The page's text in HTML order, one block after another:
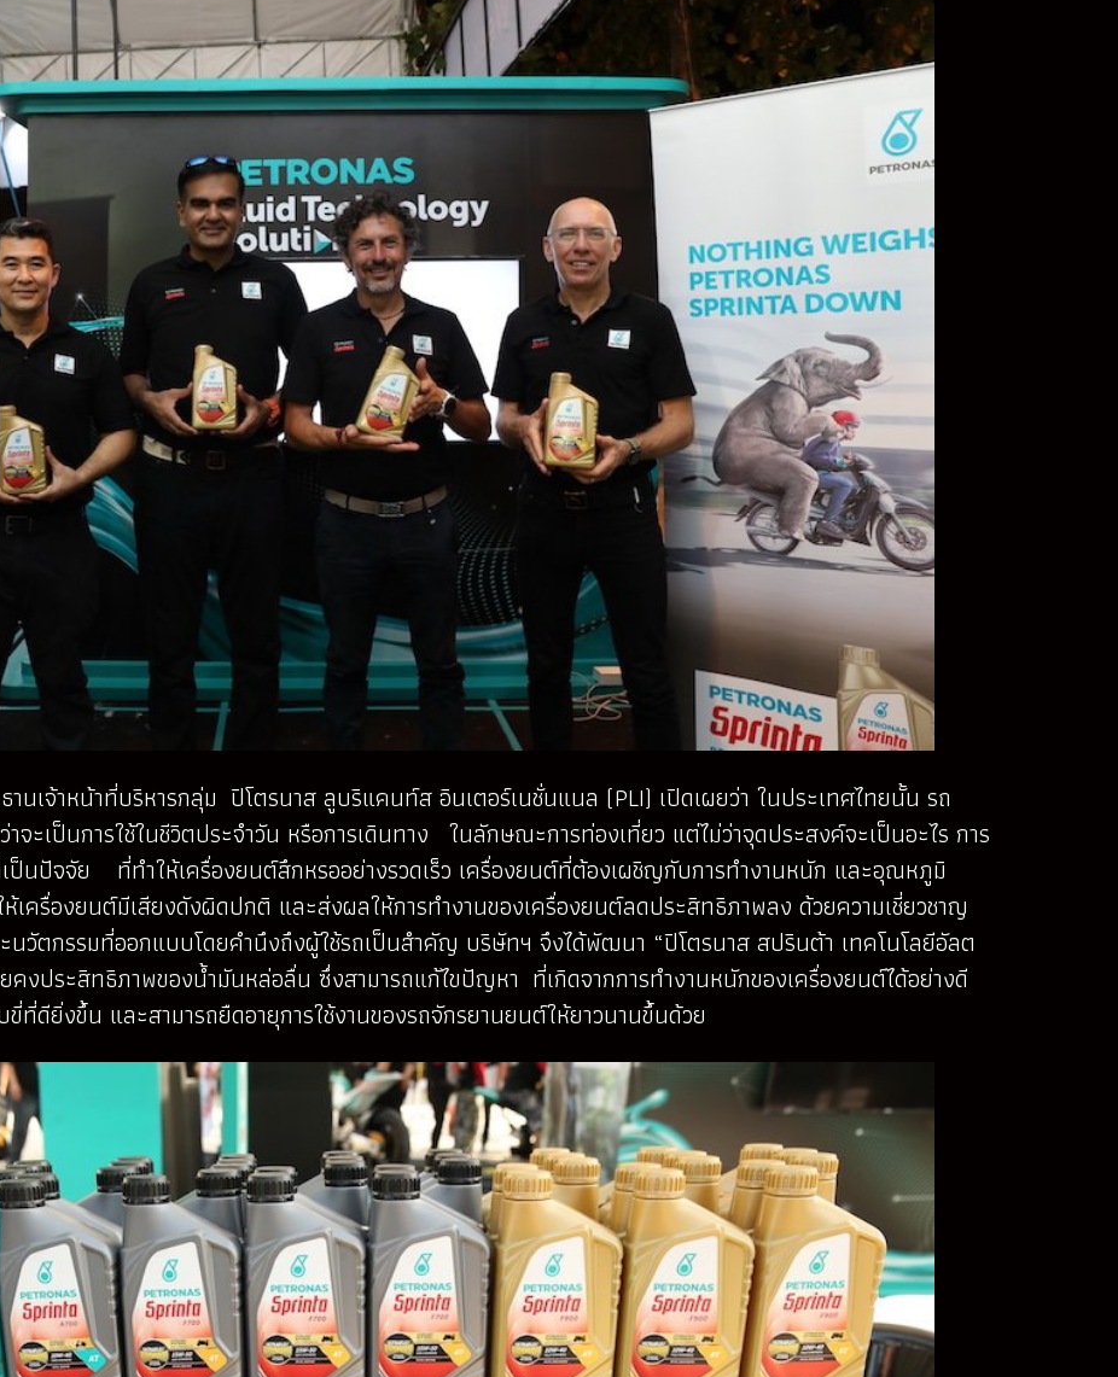
านเจ้าหน้าที่บริหารกลุ่ม ปิโตรนาส ลูบริแคนท์ส อินเตอร์เนชั่นแนล (PLI) เปิดเผยว่า ในประเทศไทยนั้น รถ
ะเป็นการใช้ในชีวิตประจำวัน หรือการเดินทาง ในลักษณะการท่องเที่ยว แต่ไม่ว่าจุดประสงค์จะเป็นอะไร การ
ป็นปัจจัย ที่ทำให้เครื่องยนต์สึกหรออย่างรวดเร็ว เครื่องยนต์ที่ต้องเผชิญกับการทำงานหนัก และอุณหภูมิ
เครื่องยนต์มีเสียงดังผิดปกติ และส่งผลให้การทำงานของเครื่องยนต์ลดประสิทธิภาพลง ด้วยความเชี่ยวชาญ
วัตกรรมที่ออกแบบโดยคำนึงถึงผู้ใช้รถเป็นสำคัญ บริษัทฯ จึงได้พัฒนา “ปิโตรนาส สปรินต้า เทคโนโลยีอัลต
คงประสิทธิภาพของน้ำมันหล่อลื่น ซึ่งสามารถแก้ไขปัญหา ที่เกิดจากการทำงานหนักของเครื่องยนต์ได้อย่างดี
ที่ดียิ่งขึ้น และสามารถยืดอายุการใช้งานของรถจักรยานยนต์ให้ยาวนานขึ้นด้วย